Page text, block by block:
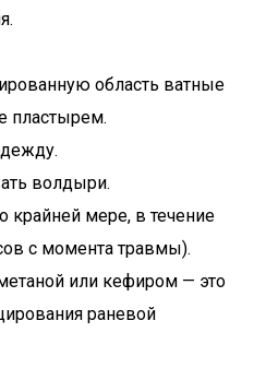
область ватные
пластырем.
волдыри.
крайней мере, в течение
с момента травмы).
или кефиром — это
раневой